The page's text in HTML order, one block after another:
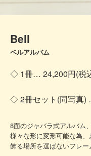
Bell
ベルアルバム
◇ 1冊… 24,200円(税
◇ 2冊セット(同写真)
8面のジャバラ式アルバム
様々な形に変形可能な為
飾る場所を選ばないフレー